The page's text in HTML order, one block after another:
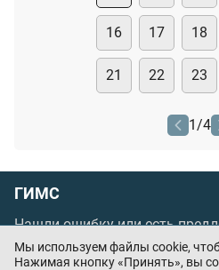
16 17 18
21 22 23
1 /4
ГИМС
Нашли ошибку или есть
нам
Порядок проведения оплаты
Мы используем файлы cookie,
Нажимая кнопку «Принять», вы